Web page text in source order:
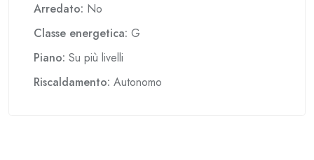
Arredato: No
Classe energetica: G
Piano: Su più livelli
Riscaldamento: Autonomo